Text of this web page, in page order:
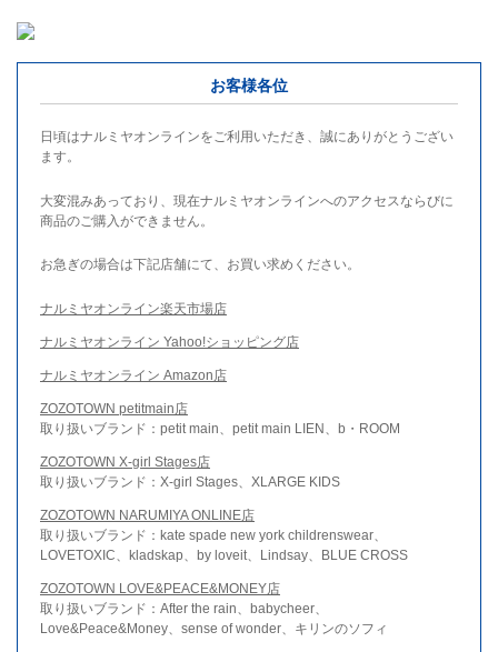
お客様各位
日頃はナルミヤオンラインをご利用いただき、誠にありがとうござい
ます。
大変混みあっており、現在ナルミヤオンラインへのアクセスならびに
商品のご購入ができません。
お急ぎの場合は下記店舗にて、お買い求めください。
ナルミヤオンライン楽天市場店
ナルミヤオンライン Yahoo!ショッピング店
ナルミヤオンライン Amazon店
ZOZOTOWN petitmain店
取り扱いブランド：petit main、petit main LIEN、b・ROOM
ZOZOTOWN X-girl Stages店
取り扱いブランド：X-girl Stages、XLARGE KIDS
ZOZOTOWN NARUMIYA ONLINE店
取り扱いブランド：kate spade new york childrenswear、
LOVETOXIC、kladskap、by loveit、Lindsay、BLUE CROSS
ZOZOTOWN LOVE&PEACE&MONEY店
取り扱いブランド：After the rain、babycheer、
Love&Peace&Money、sense of wonder、キリンのソフィ